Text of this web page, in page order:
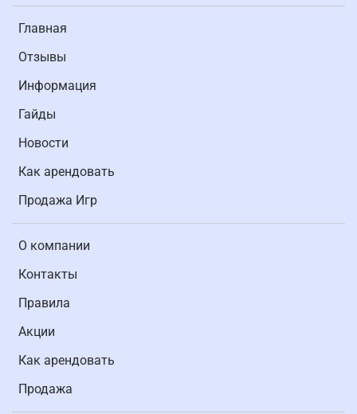
Главная
Отзывы
Информация
Гайды
Новости
Как арендовать
Продажа Игр
О компании
Контакты
Правила
Акции
Как арендовать
Продажа